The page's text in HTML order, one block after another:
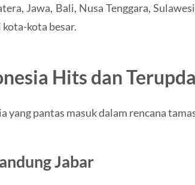
Jawa, Bali, Nusa Tenggara,
kota besar.
Hits dan
yang pantas masuk dalam rencana
Jabar